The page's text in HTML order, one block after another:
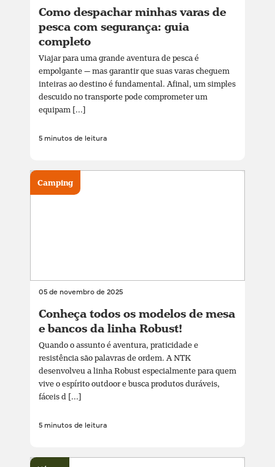
Como despachar minhas varas de
pesca com segurança: guia
completo
Viajar para uma grande aventura de pesca é
empolgante — mas garantir que suas varas cheguem
inteiras ao destino é fundamental. Afinal, um simples
descuido no transporte pode comprometer um
equipam [...]
5 minutos de leitura
05 de novembro de 2025
Conheça todos os modelos de mesa
e bancos da linha Robust!
Quando o assunto é aventura, praticidade e
resistência são palavras de ordem. A NTK
desenvolveu a linha Robust especialmente para quem
vive o espírito outdoor e busca produtos duráveis,
fáceis d [...]
5 minutos de leitura
Camping